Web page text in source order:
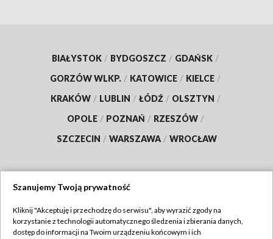
BIAŁYSTOK / BYDGOSZCZ / GDAŃSK /
GORZÓW WLKP. / KATOWICE / KIELCE /
KRAKÓW / LUBLIN / ŁÓDŹ / OLSZTYN /
OPOLE / POZNAŃ / RZESZÓW /
SZCZECIN / WARSZAWA / WROCŁAW
TVP
Szanujemy Twoją prywatność
Kliknij "Akceptuję i przechodzę do serwisu", aby wyrazić zgody na
korzystanie z technologii automatycznego śledzenia i zbierania danych,
dostęp do informacji na Twoim urządzeniu końcowym i ich